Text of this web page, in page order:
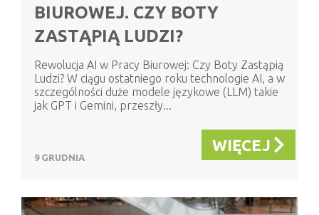
BIUROWEJ. CZY BOTY
ZASTĄPIĄ LUDZI?
Rewolucja AI w Pracy Biurowej: Czy Boty Zastąpią
Ludzi? W ciągu ostatniego roku technologie AI, a w
szczególności duże modele językowe (LLM) takie
jak GPT i Gemini, przeszły...
9 GRUDNIA
WIĘCEJ